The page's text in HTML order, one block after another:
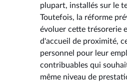
plupart, installés sur le
Toutefois, la réforme
évoluer cette trésorerie
d'accueil de proximité,
personnel pour leur
contribuables qui
même niveau de